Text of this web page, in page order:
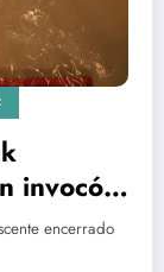
invocó
encerrado